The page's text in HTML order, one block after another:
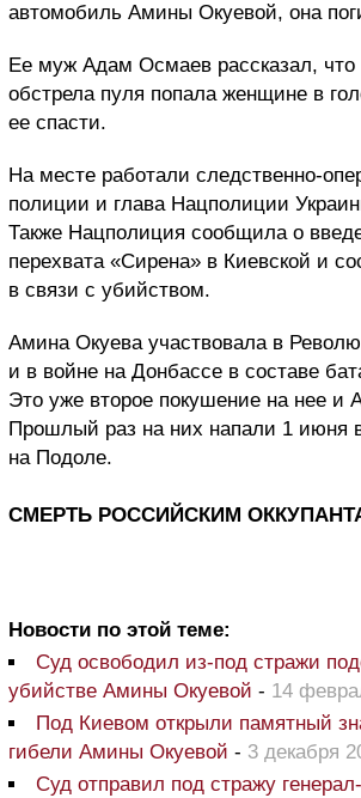
автомобиль Амины Окуевой, она
Ее муж Адам Осмаев рассказал, что
обстрела пуля попала женщине в
ее спасти.
На месте работали следственно-
полиции и глава Нацполиции
Также Нацполиция сообщила о
перехвата «Сирена» в Киевской и
в связи с убийством.
Амина Окуева участвовала в
и в войне на Донбассе в составе
Это уже второе покушение на нее и
Прошлый раз на них напали 1 июня
на Подоле.
СМЕРТЬ РОССИЙСКИМ
Новости по этой теме:
Суд освободил из-под стражи
убийстве Амины Окуевой - 14
Под Киевом открыли памятный
гибели Амины Окуевой - 3 декабря
Суд отправил под стражу